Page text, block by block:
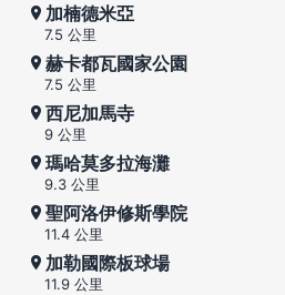
加楠德米亞
7.5 公里
赫卡都瓦國家公園
7.5 公里
西尼加馬寺
9 公里
瑪哈莫多拉海灘
9.3 公里
聖阿洛伊修斯學院
11.4 公里
加勒國際板球場
11.9 公里